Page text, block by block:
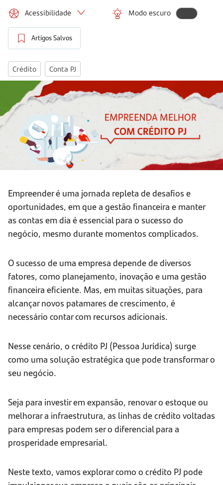
Acessibilidade Modo escuro
Artigos Salvos
Crédito Conta PJ
Empreender é uma jornada repleta de desafios e
oportunidades, em que a gestão financeira e manter
as contas em dia é essencial para o sucesso do
negócio, mesmo durante momentos complicados.
O sucesso de uma empresa depende de diversos
fatores, como planejamento, inovação e uma gestão
financeira eficiente. Mas, em muitas situações, para
alcançar novos patamares de crescimento, é
necessário contar com recursos adicionais.
Nesse cenário, o crédito PJ (Pessoa Jurídica) surge
como uma solução estratégica que pode transformar o
seu negócio.
Seja para investir em expansão, renovar o estoque ou
melhorar a infraestrutura, as linhas de crédito voltadas
para empresas podem ser o diferencial para a
prosperidade empresarial.
Neste texto, vamos explorar como o crédito PJ pode